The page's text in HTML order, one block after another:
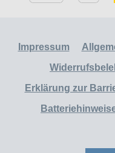
Impressum
Erklärung zur